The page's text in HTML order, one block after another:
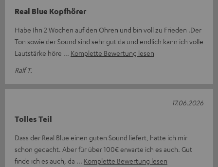
Real Blue Kopfhörer
Habe Ihn 2 Wochen auf den Ohren und bin voll zu Frieden .Der
Ton sowie der Sound sind sehr gut da und endlich kann ich volle
Lautstärke höre
Komplette Bewertung lesen
Ralf T.
Tolles Teil
Dass der Real Blue einen guten Sound liefert, hatte ich mir
schon gedacht. Aber für über 100€ erwarte ich es auch. Gut
finde ich es auch, da
Komplette Bewertung lesen
17.06.2026